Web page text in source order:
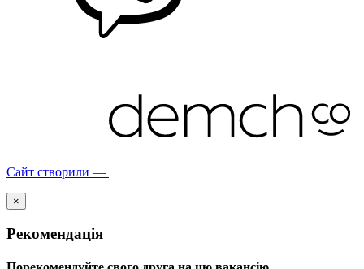
Сайт створили —
×
Рекомендація